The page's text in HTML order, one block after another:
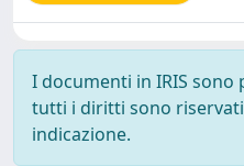
I documenti in IRIS
tutti i diritti sono
indicazione.